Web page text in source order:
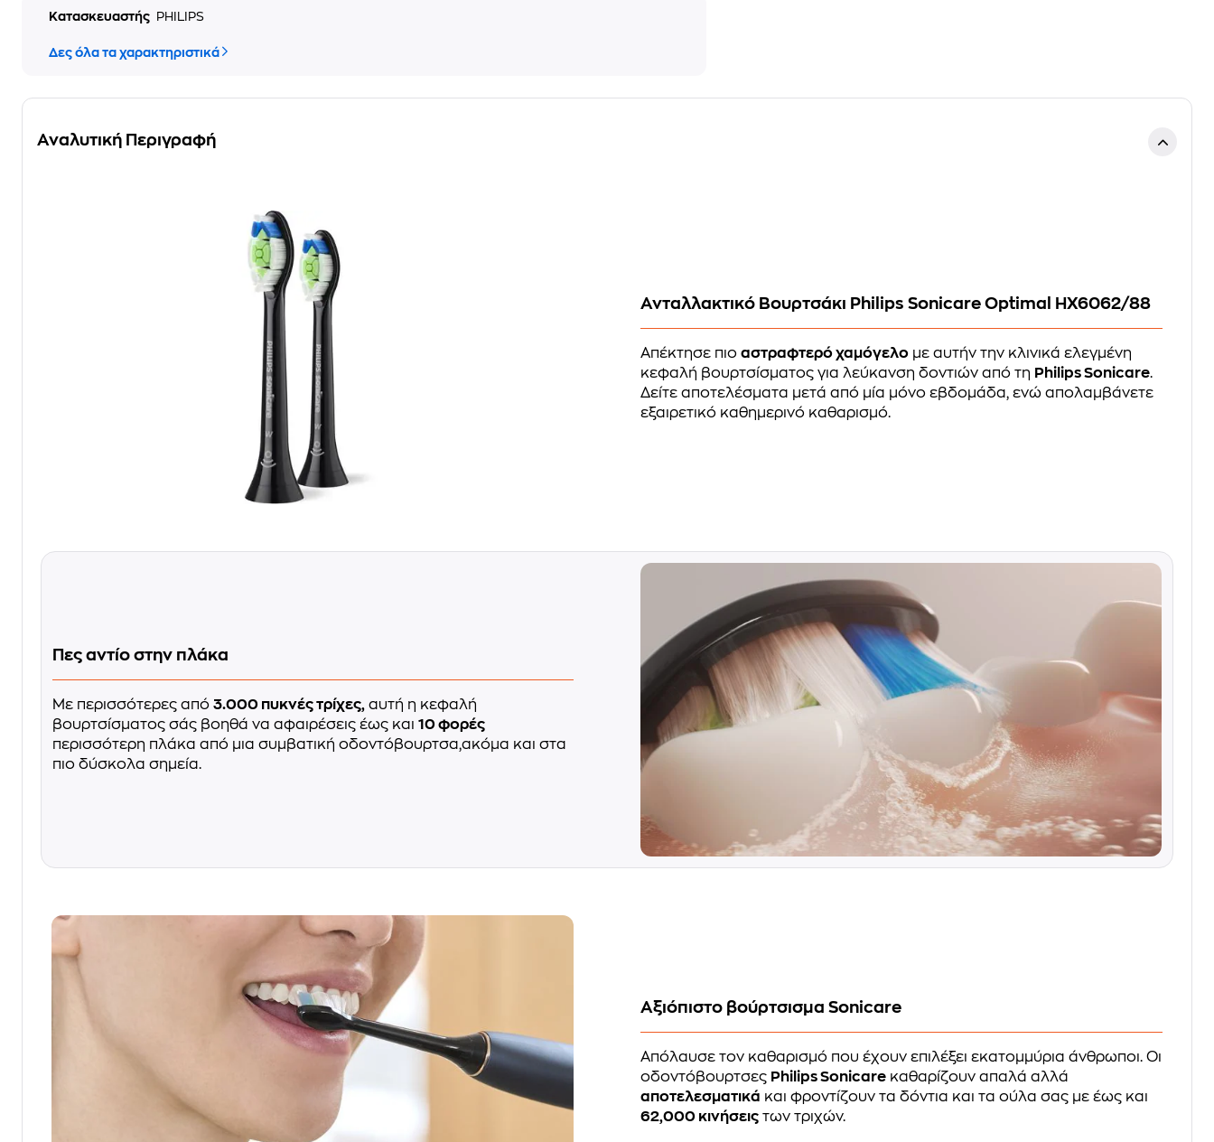
Κατασκευαστής PHILIPS
Δες όλα τα χαρακτηριστικά
Αναλυτική Περιγραφή
Ανταλλακτικό Βουρτσάκι Philips Sonicare Optimal HX6062/88
Απέκτησε πιοαστραφτερό χαμόγελο με αυτήν την κλινικά ελεγμένη
κεφαλή βουρτσίσματος για λεύκανση δοντιών από τη Philips Sonicare.
Δείτε αποτελέσματα μετά από μία μόνο εβδομάδα, ενώ απολαμβάνετε
εξαιρετικό καθημερινό καθαρισμό.
Πες αντίο στην πλάκα
Με περισσότερες από 3.000 πυκνές τρίχες, αυτή η κεφαλή
βουρτσίσματος σάς βοηθά να αφαιρέσεις έως και 10 φορές
περισσότερη πλάκα από μια συμβατική οδοντόβουρτσα,ακόμα και στα
πιο δύσκολα σημεία.
Αξιόπιστο βούρτσισμα Sonicare
Απόλαυσε τον καθαρισμό που έχουν επιλέξει εκατομμύρια άνθρωποι. Οι
οδοντόβουρτσες Philips Sonicare καθαρίζουν απαλά αλλά
αποτελεσματικά και φροντίζουν τα δόντια και τα ούλα σας με έως και
62,000 κινήσεις των τριχών.